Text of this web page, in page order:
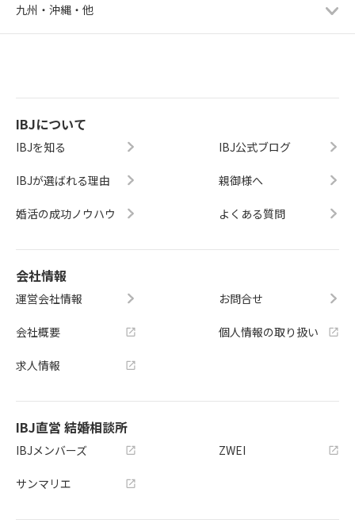
九州・沖縄・他
IBJについて
IBJを知る
IBJが選ばれる理由
婚活の成功ノウハウ
IBJ公式ブログ
親御様へ
よくある質問
会社情報
運営会社情報
会社概要
求人情報
お問合せ
個人情報の取り扱い
IBJ直営 結婚相談所
IBJメンバーズ
サンマリエ
ZWEI